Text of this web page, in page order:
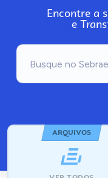
Encontre a
e
ARQUIVOS